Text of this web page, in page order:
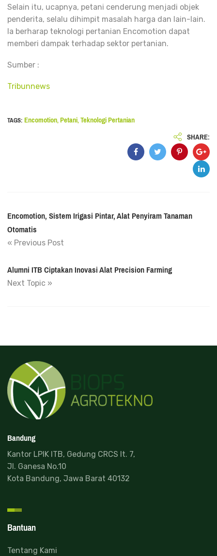
Selain itu, ucapnya, petani cenderung menjadi objek
penderita, selalu dihimpit masalah harga dan lain-lain.
Ia berharap teknologi pertanian Encomotion dapat
memberi dampak terhadap sektor pertanian.
Sumber :
Tribunnews
TAGS:Encomotion,Petani,Teknologi Pertanian
SHARE:
Encomotion, Sistem Irigasi Pintar, Alat Penyiram Tanaman
Otomatis
« Previous Post
Alumni ITB Ciptakan Inovasi Alat Precision Farming
Next Topic »
Bandung
Kantor LPIK ITB, Gedung CRCS lt. 7,
Jl. Ganesa No.10
Kota Bandung, Jawa Barat 40132
Bantuan
Tentang Kami